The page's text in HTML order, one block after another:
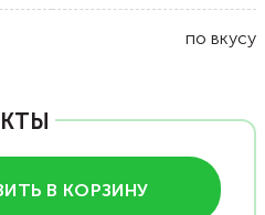
по вкусу
В КОРЗИНУ